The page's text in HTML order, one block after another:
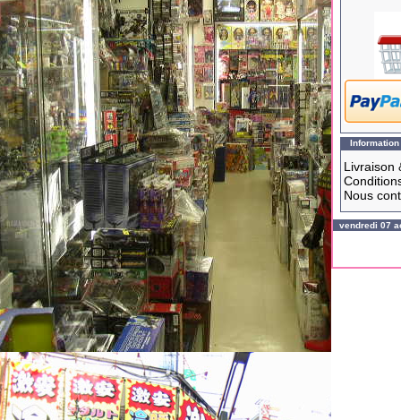
Information
Livraison
Nous
vendredi 07